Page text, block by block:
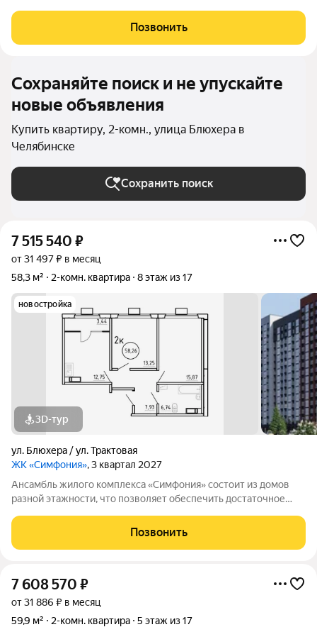
времени и предлагаем квартиры с уже готовой базовой
отделкой. Заезжайте и живите! ЖК
Позвонить
Сохраняйте поиск и не упускайте
новые объявления
Купить квартиру, 2-комн., улица Блюхера в
Челябинске
Сохранить поиск
7 515 540 ₽
от 31 497 ₽ в месяц
58,3 м²
2-комн. квартира 8 этаж из 17
новостройка
3D-тур
ул. Блюхера / ул. Трактовая
ЖК «Симфония», 3 квартал 2027
Ансамбль жилого комплекса «Симфония» состоит из домов
разной этажности, что позволяет обеспечить достаточное
времени и предлагаем квартиры с уже готовой базовой
отделкой. Заезжайте и живите! ЖК
Позвонить
7 608 570 ₽
от 31 886 ₽ в месяц
59,9 м²
2-комн. квартира 5 этаж из 17